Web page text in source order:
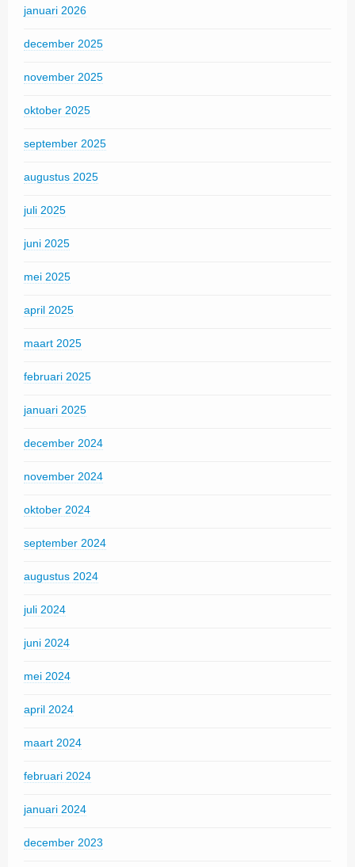
januari 2026
december 2025
november 2025
oktober 2025
september 2025
augustus 2025
juli 2025
juni 2025
mei 2025
april 2025
maart 2025
februari 2025
januari 2025
december 2024
november 2024
oktober 2024
september 2024
augustus 2024
juli 2024
juni 2024
mei 2024
april 2024
maart 2024
februari 2024
januari 2024
december 2023